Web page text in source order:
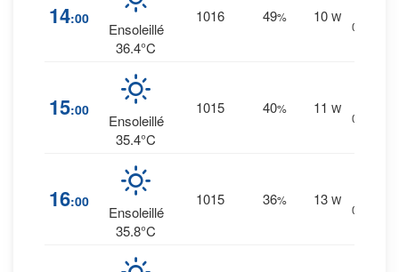
14:00
Ensoleillé
36.4°C
1016 49% 10 W
0 mm.
15:00
Ensoleillé
35.4°C
1015 40% 11 W
0 mm.
16:00
Ensoleillé
35.8°C
1015 36% 13 W
0 mm.